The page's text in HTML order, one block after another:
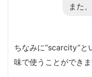
また
ちなみに”scarcity”と
味で使うことができま